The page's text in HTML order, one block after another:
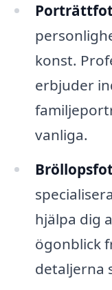
konst.
erbjuder
vanliga.
hjälpa dig
ögonblick
detaljerna